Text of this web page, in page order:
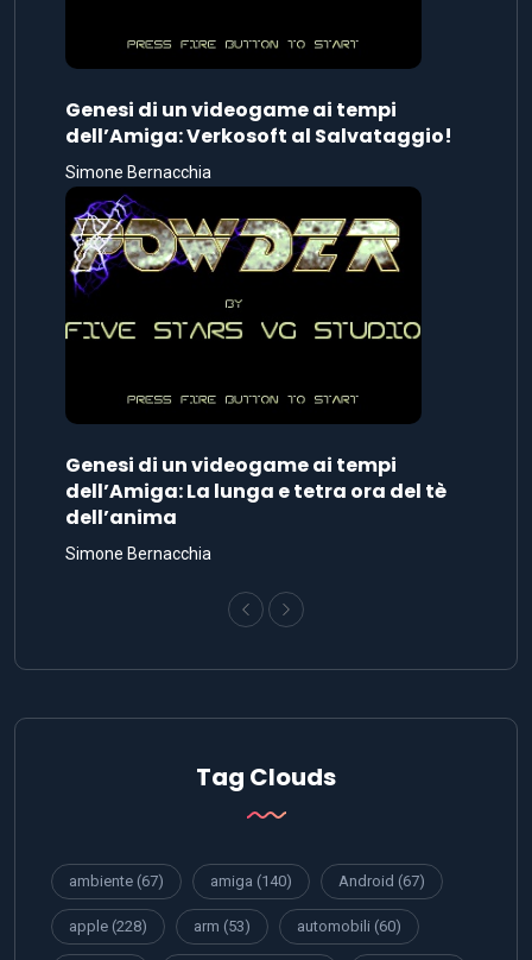
Genesi di un videogame ai tempi
dell’Amiga: Verkosoft al Salvataggio!
Simone Bernacchia
Genesi di un videogame ai tempi
dell’Amiga: La lunga e tetra ora del tè
dell’anima
Simone Bernacchia
Tag Clouds
ambiente (67) amiga (140) Android (67)
apple (228) arm (53) automobili (60)